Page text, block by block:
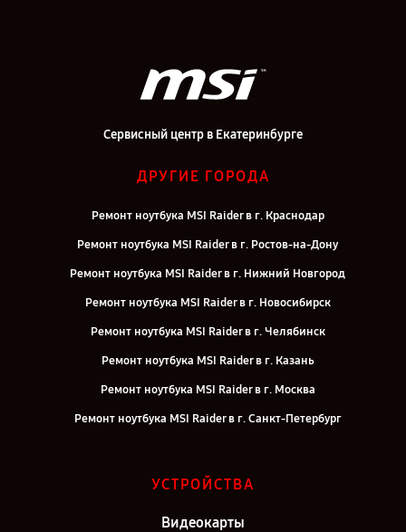
Сервисный центр в Екатеринбурге
ДРУГИЕ ГОРОДА
Ремонт ноутбука MSI Raider в г. Краснодар
Ремонт ноутбука MSI Raider в г. Ростов-на-Дону
Ремонт ноутбука MSI Raider в г. Нижний Новгород
Ремонт ноутбука MSI Raider в г. Новосибирск
Ремонт ноутбука MSI Raider в г. Челябинск
Ремонт ноутбука MSI Raider в г. Казань
Ремонт ноутбука MSI Raider в г. Москва
Ремонт ноутбука MSI Raider в г. Санкт-Петербург
УСТРОЙСТВА
Видеокарты